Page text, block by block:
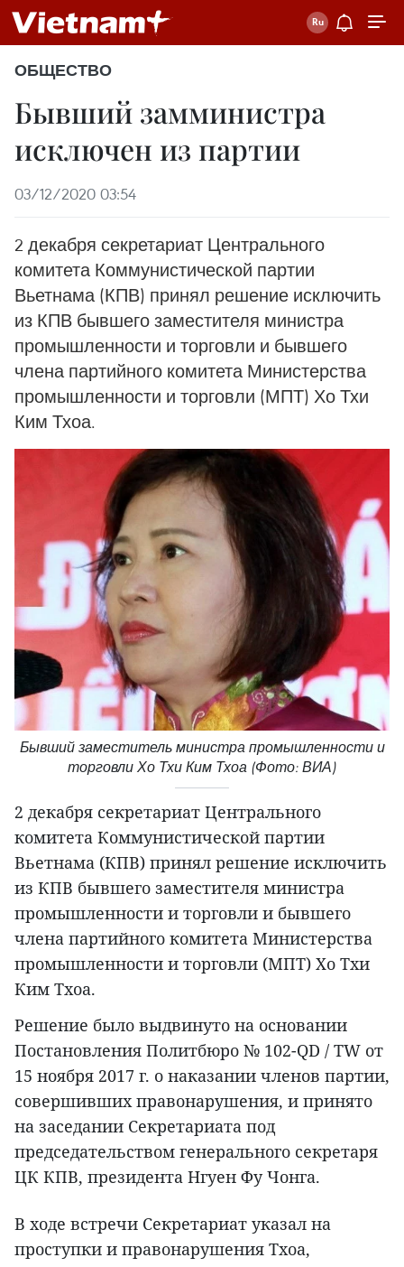
ОБЩЕСТВО
Бывший замминистра
исключен из партии
03/12/2020 03:54
2 декабря секретариат Центрального
комитета Коммунистической партии
Вьетнама (КПВ) принял решение исключить
из КПВ бывшего заместителя министра
промышленности и торговли и бывшего
члена партийного комитета Министерства
промышленности и торговли (МПТ) Хо Тхи
Ким Тхоа.
Бывший заместитель министра промышленности и
торговли Хо Тхи Ким Тхоа (Фото: ВИА)
2 декабря секретариат Центрального
комитета Коммунистической партии
Вьетнама (КПВ) принял решение исключить
из КПВ бывшего заместителя министра
промышленности и торговли и бывшего
члена партийного комитета Министерства
промышленности и торговли (МПТ) Хо Тхи
Ким Тхоа.
Решение было выдвинуто на основании
Постановления Политбюро № 102-QD / TW от
15 ноября 2017 г. о наказании членов партии,
совершивших правонарушения, и принято
на заседании Секретариата под
председательством генерального секретаря
ЦК КПВ, президента Нгуен Фу Чонга.
В ходе встречи Секретариат указал на
проступки и правонарушения Тхоа,